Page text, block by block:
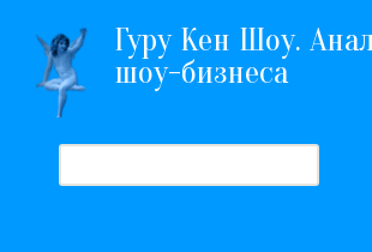
Перейти к основному
Гуру Кен Шоу.
шоу-бизнеса
Форма поиска